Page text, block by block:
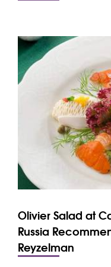
Olivier Salad at
Russia
Reyzelman